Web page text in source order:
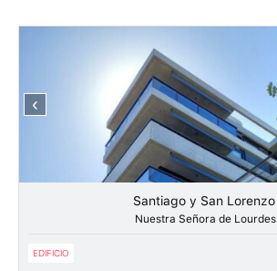
‹
Santiago y San Lorenzo
Nuestra Señora de Lourdes
EDIFICIO